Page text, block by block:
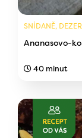
SNÍDANĚ,
Ananasovo-
40 minut